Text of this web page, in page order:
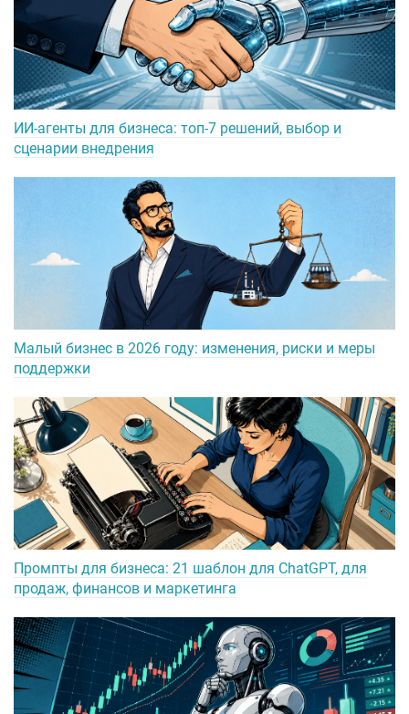
ИИ-агенты для бизнеса: топ-7 решений, выбор и
сценарии внедрения
Малый бизнес в 2026 году: изменения, риски и меры
поддержки
Промпты для бизнеса: 21 шаблон для ChatGPT, для
продаж, финансов и маркетинга